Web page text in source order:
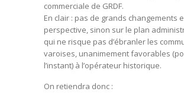
commerciale de GRDF.
En clair : pas de grands changements
perspective, sinon sur le plan
qui ne risque pas d’ébranler les
varoises, unanimement favorables
l’instant) à l’opérateur historique.
On retiendra donc :